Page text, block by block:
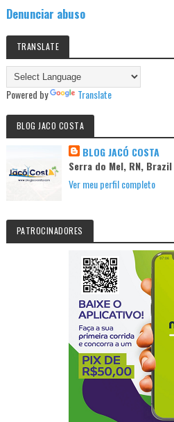
Denunciar abuso
TRANSLATE
Powered by Translate
BLOG JACO COSTA
BLOG JACÓ COSTA
Serra do Mel, RN, Brazil
Ver meu perfil completo
PATROCINADORES